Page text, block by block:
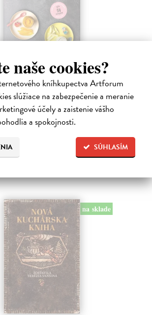
naše cookies?
kníhkupectva Artforum
slúžiace na zabezpečenie a meranie
účely a zaistenie vášho
a spokojnosti.
SÚHLASÍM
príkrmami
Eliška, Kuřátková Petra, Vrábelová
preň tým najdôležitejším míľnikom. A pre
11.9.2026, zasielame do 12 dní od
na sklade